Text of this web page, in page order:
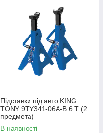
Підставки під авто KING
TONY 9TY341-06A-B 6 Т (2
предмета)
В наявності